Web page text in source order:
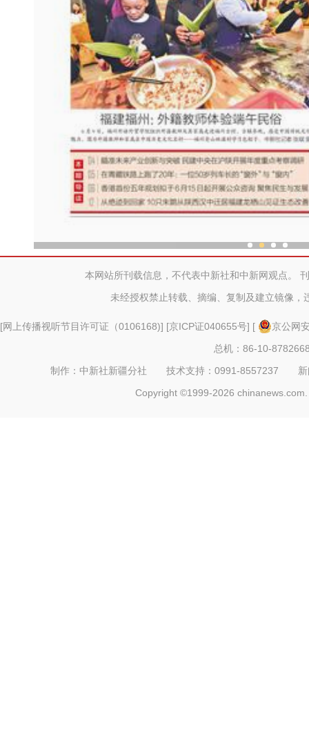
本网站所刊载信息，不代表中新社和中新网观点。
未经授权禁止转载、摘编、复制及建立镜像，
[网上传播视听节目许可证（0106168)] [京ICP证040655号] [
京公网
总机：86-10-
制作：中新社新疆分社 技术支持：0991-8557237
Copyright ©1999-2026